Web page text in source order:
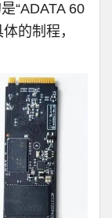
“ADATA 60
的制程，